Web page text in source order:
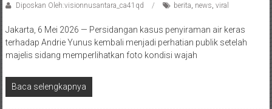
Diposkan Oleh:visionnusantara_ca41qd berita news viral
Jakarta, 6 Mei 2026 — Persidangan kasus penyiraman air keras
terhadap Andrie Yunus kembali menjadi perhatian publik setelah
majelis sidang memperlihatkan foto kondisi wajah
Baca selengkapnya